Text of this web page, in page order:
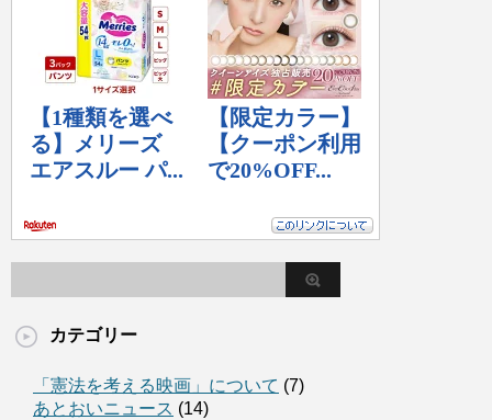
カテゴリー
「憲法を考える映画」について (7)
あとおいニュース (14)